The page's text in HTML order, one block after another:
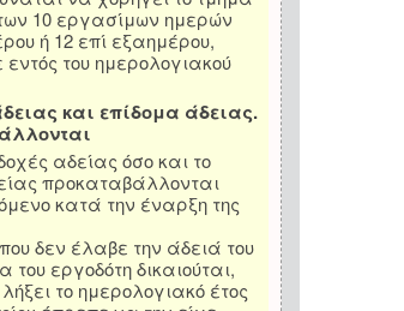
10 εργασίμων ημερών
ή 12 επί εξαημέρου,
εντός του ημερολογιακού
και επίδομα άδειας.
αδείας όσο και το
προκαταβάλλονται
κατά την έναρξη της
δεν έλαβε την άδειά του
εργοδότη δικαιούται,
το ημερολογιακό έτος